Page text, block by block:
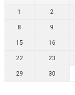
1
2
8 9
15 16
22 23
29 30